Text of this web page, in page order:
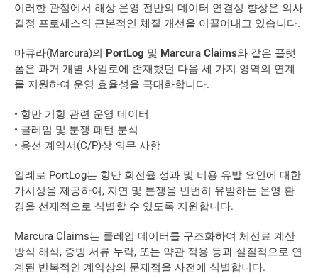
이러한 관점에서 해상 운영 전반의 데이터 연결성 향상은 의사
결정 프로세스의 근본적인 체질 개선을 이끌어내고 있습니다.
마큐라(Marcura)의 PortLog 및 Marcura Claims와 같은 플랫
폼은 과거 개별 사일로에 존재했던 다음 세 가지 영역의 연계
를 지원하여 운영 효율성을 극대화합니다.
• 항만 기항 관련 운영 데이터
• 클레임 및 분쟁 패턴 분석
• 용선 계약서(C/P)상 의무 사항
일례로 PortLog는 항만 회전율 성과 및 비용 유발 요인에 대한
가시성을 제공하여, 지연 및 분쟁을 빈번히 유발하는 운영 환
경을 선제적으로 식별할 수 있도록 지원합니다.
Marcura Claims는 클레임 데이터를 구조화하여 체선료 계산
방식 해석, 증빙 서류 누락, 또는 약관 적용 등과 실질적으로 연
계된 반복적인 계약상의 문제점을 사전에 식별합니다.